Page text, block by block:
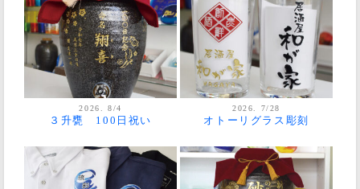
2026. 8/4
３升甕 100日祝い
2026. 7/28
オトーリグラス彫刻